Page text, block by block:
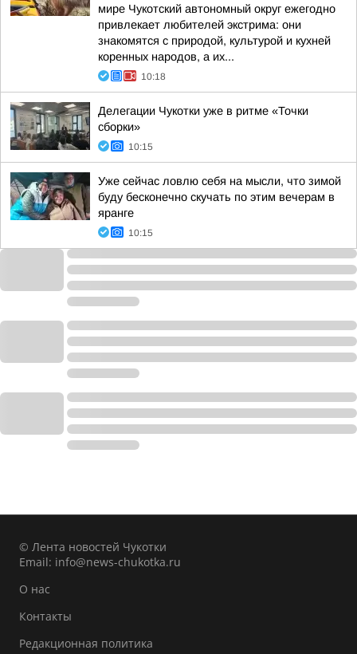
мире Чукотский автономный округ ежегодно
привлекает любителей экстрима: они
знакомятся с природой, культурой и кухней
коренных народов, а их...
10:18
Делегации Чукотки уже в ритме «Точки
сборки»
10:15
Уже сейчас ловлю себя на мысли, что зимой
буду бесконечно скучать по этим вечерам в
яранге
10:15
© Лента новостей Чукотки
Email: info@news-chukotka.ru
О нас
Контакты
Редакционная политика